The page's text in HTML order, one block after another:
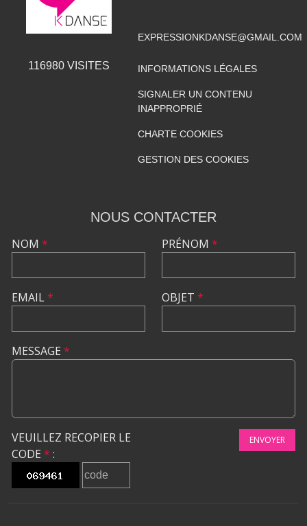
116980VISITES
EXPRESSIONKDANSE@GMAIL.COM
INFORMATIONS LÉGALES
SIGNALER UN CONTENU
INAPPROPRIÉ
CHARTE COOKIES
GESTION DES COOKIES
NOUS CONTACTER
NOM *
EMAIL*
PRÉNOM *
OBJET *
MESSAGE *
VEUILLEZ RECOPIER LE
CODE * :
ENVOYER